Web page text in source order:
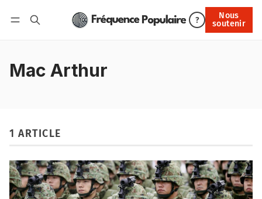
?
Nous
soutenir
Nous soutenir
Mac Arthur
1 ARTICLE